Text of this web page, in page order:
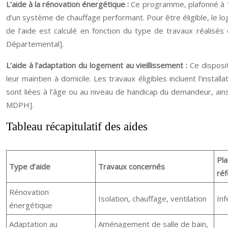
L’aide à la rénovation énergétique :Ce programme, plafonné
d’un système de chauffage performant. Pour être éligible, le
de l’aide est calculé en fonction du type de travaux
Départemental].
L’aide à l’adaptation du logement au vieillissement : Ce
leur maintien à domicile. Les travaux éligibles incluent
sont liées à l’âge ou au niveau de handicap du demandeur,
MDPH].
Tableau récapitulatif des aides
Type d’aide Travaux concernés
Rénovation
énergétique
Isolation, chauffage, ventilation
Adaptation au Aménagement de salle de bain,